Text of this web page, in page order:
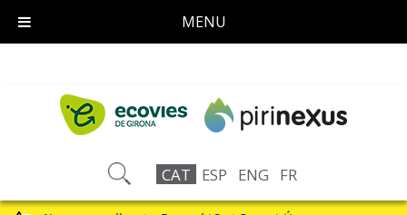
CAT ESP ENG FR
MENU